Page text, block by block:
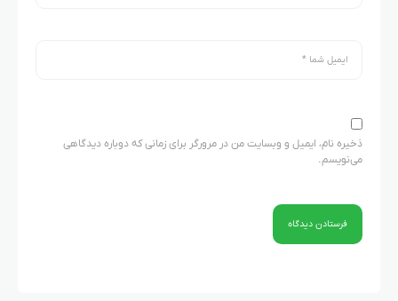
ذخیره نام، ایمیل و وبسایت من در مرورگر برای زمانی که دوباره دیدگاهی
می‌نویسم.